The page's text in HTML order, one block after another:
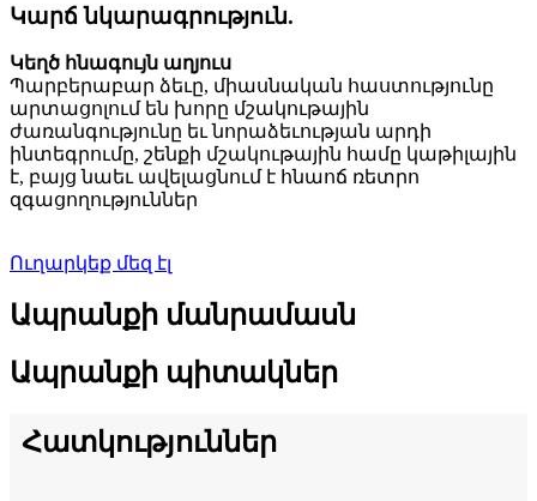
Կարճ նկարագրություն.
Կեղծ հնագույն աղյուս
Պարբերաբար ձեւը, միասնական հաստությունը
արտացոլում են խորը մշակութային
ժառանգությունը եւ նորաձեւության արդի
ինտեգրումը, շենքի մշակութային համը կաթիլային
է, բայց նաեւ ավելացնում է հնաոճ ռետրո
զգացողություններ
Ուղարկեք մեզ էլ
Ապրանքի մանրամասն
Ապրանքի պիտակներ
Հատկություններ